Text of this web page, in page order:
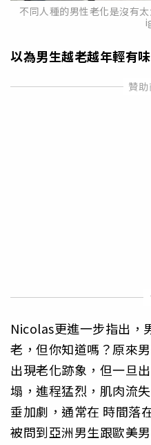
不同人種的男性老化是沒有
以為男生越老越年輕有
Nicolas更進一步指出，
老，但你知道嗎？原來
出現老化跡象，但一旦
塌，進程猛烈，肌肉流
垂加劇，通常在 時間落
被問到亞洲男生跟歐美